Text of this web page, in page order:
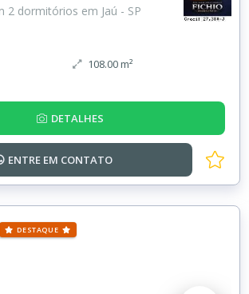
2 dormitórios em Jaú - SP
108.00 m²
DETALHES
ENTRE EM CONTATO
DESTAQUE